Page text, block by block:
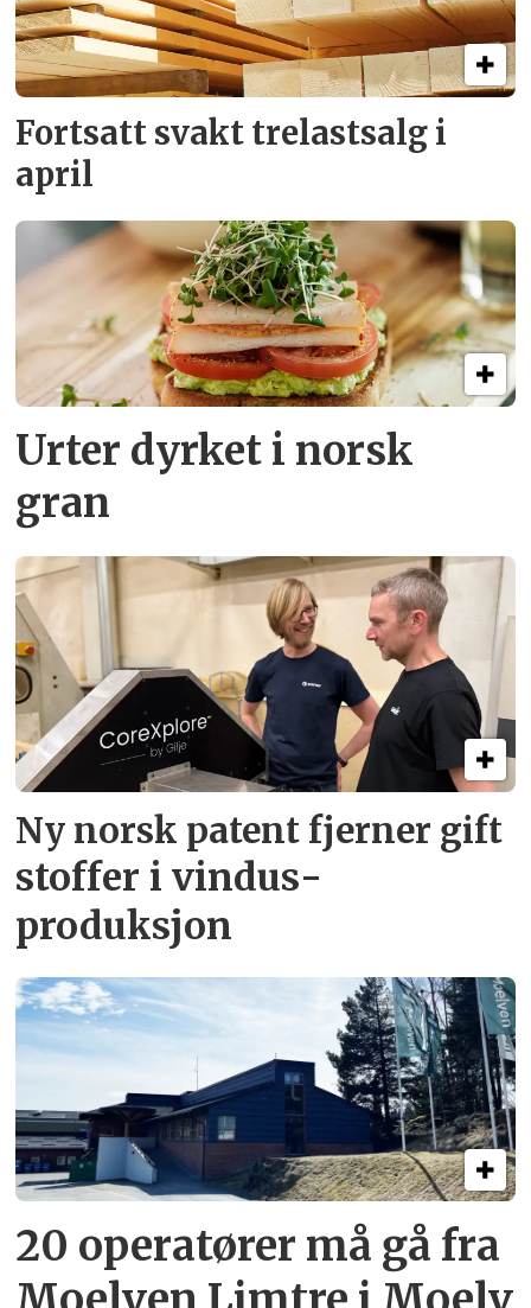
Fortsatt svakt trelastsalg i
april
Urter dyrket i norsk
gran
Ny norsk patent fjerner gift­
stoffer i vindus­
produksjon
20 operatører må gå fra